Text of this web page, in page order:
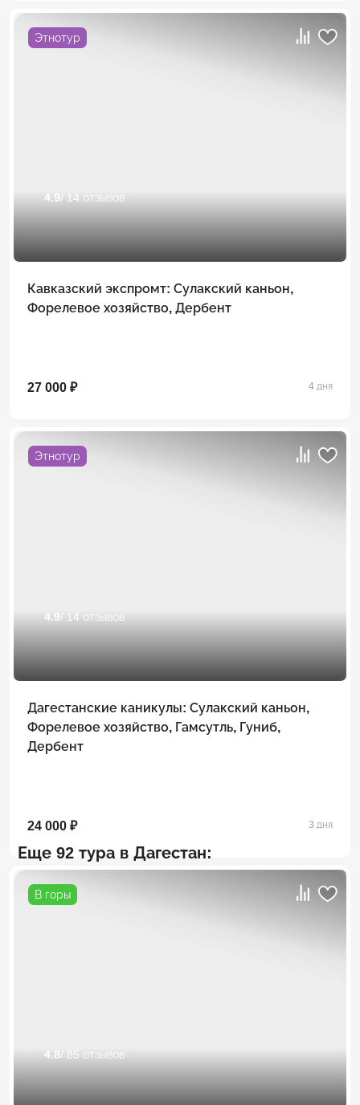
Этнотур
4.9/ 14 отзывов
Кавказский экспромт: Сулакский каньон,
Форелевое хозяйство, Дербент
27 000 ₽ 4 дня
Этнотур
4.9 / 14 отзывов
Дагестанские каникулы: Сулакский каньон,
Форелевое хозяйство, Гамсутль, Гуниб,
Дербент
24 000 ₽ 3 дня
Еще 92 тура в Дагестан:
В горы
4.8/ 85 отзывов